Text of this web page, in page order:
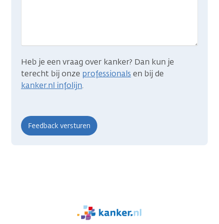
Heb je een vraag over kanker? Dan kun je
terecht bij onze professionals en bij de
kanker.nl infolijn.
We